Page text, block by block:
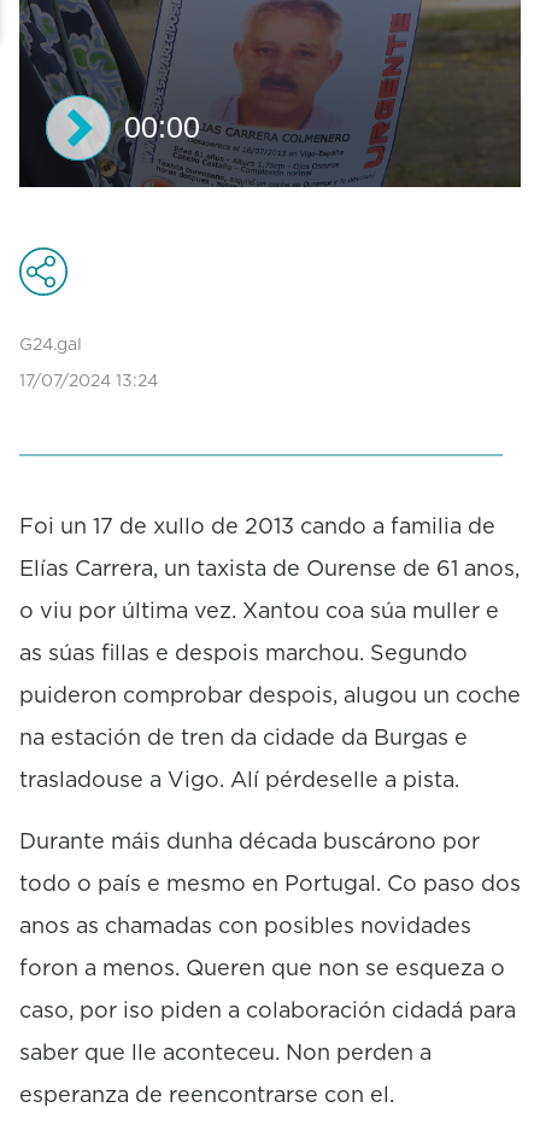
c
o
d
o
s
o
d
00:00
G24.gal
17/07/2024 13:24
Foi un 17 de xullo de 2013 cando a familia de
Elías Carrera, un taxista de Ourense de 61 anos,
o viu por última vez. Xantou coa súa muller e
as súas fillas e despois marchou. Segundo
puideron comprobar despois, alugou un coche
na estación de tren da cidade da Burgas e
trasladouse a Vigo. Alí pérdeselle a pista.
Durante máis dunha década buscárono por
todo o país e mesmo en Portugal. Co paso dos
anos as chamadas con posibles novidades
foron a menos. Queren que non se esqueza o
caso, por iso piden a colaboración cidadá para
saber que lle aconteceu. Non perden a
esperanza de reencontrarse con el.